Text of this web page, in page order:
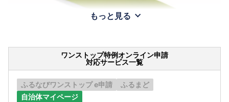
もっと見る
ワンストップ特例オンライン申請
対応サービス一覧
ふるなびワンストップ e申請
ふるまど
自治体マイページ